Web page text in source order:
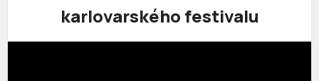
karlovarského festivalu